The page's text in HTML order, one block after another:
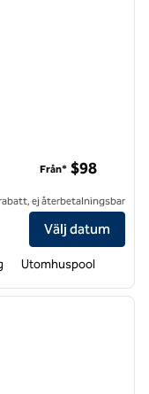
Jacksonville
Från* $98
ej återbetalningsbar
Välj datum
Utomhuspool
nästa